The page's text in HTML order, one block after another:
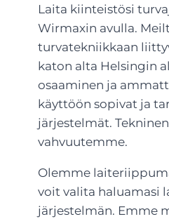
Laita kiinteistösi
Wirmaxin avulla.
turvatekniikkaan
katon alta Helsingin
osaaminen ja
käyttöön sopivat ja
järjestelmät.
vahvuutemme.
Olemme
voit valita haluamasi
järjestelmän. Emme